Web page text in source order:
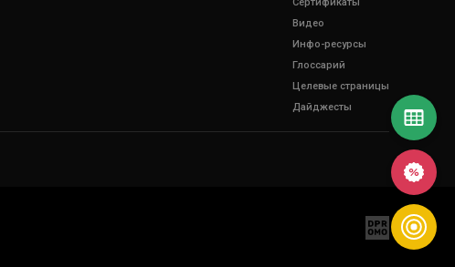
Видео
Инфо-ресурсы
Глоссарий
Целевые страницы
Дайджесты